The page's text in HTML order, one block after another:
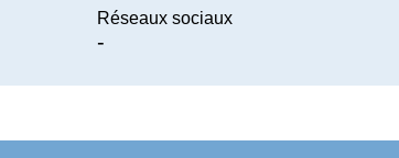
Réseaux sociaux
-